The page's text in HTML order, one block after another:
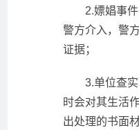
2.嫖娼事件
警方介入，警
证据；
3.单位查实
时会对其生活
出处理的书面